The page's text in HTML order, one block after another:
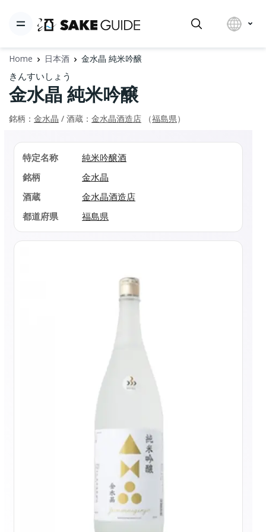
Home 日本酒 金水晶 純米吟醸
きんすいしょう
金水晶 純米吟醸
銘柄： 金水晶 / 酒蔵： 金水晶酒造店 （福島県）
特定名称
純米吟醸酒
銘柄
金水晶
酒蔵
金水晶酒造店
都道府県
福島県